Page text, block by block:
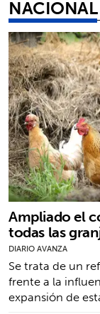
NACIONAL
Ampliado el
todas las
DIARIO AVANZA
Se trata de un
frente a la
expansión de